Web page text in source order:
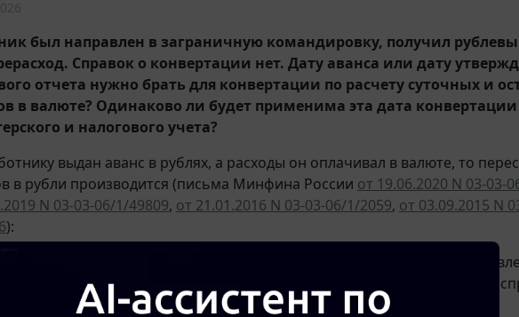
был направлен в заграничную командировку, получил
Справок о конвертации нет. Дату аванса или дату
отчета нужно брать для конвертации по расчету суточных и
в валюте? Одинаково ли будет применима эта дата конвертации
и налогового учета?
выдан аванс в рублях, а расходы он оплачивал в валюте, то
в рубли производится (письма Минфина России от 19.06.2020 N 03-03-
N 03-03-06/1/49809, от 21.01.2016 N 03-03-06/1/2059, от 03.09.2015 N
):
обмена по курсу банка, производившего обмен, при условии
лицом справки о покупке валюты.
обмена определяется по
командированным лицом иностранной валюты;